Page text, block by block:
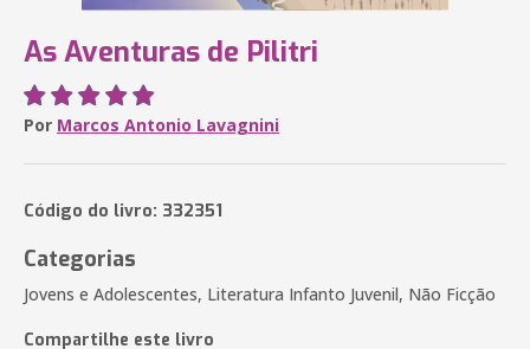
As Aventuras de Pilitri
Por Marcos Antonio Lavagnini
Código do livro: 332351
Categorias
Jovens e Adolescentes, Literatura Infanto Juvenil, Não Ficção
Compartilhe este livro